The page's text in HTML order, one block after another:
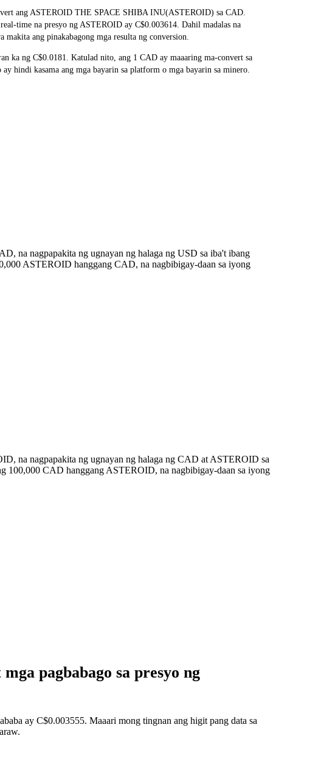
ang ASTEROID THE SPACE SHIBA INU(ASTEROID) sa CAD.
time na presyo ng ASTEROID ay C$0.003614. Dahil madalas na
ang pinakabagong mga resulta ng conversion.
ka ng C$0.0181. Katulad nito, ang 1 CAD ay maaaring ma-convert sa
hindi kasama ang mga bayarin sa platform o mga bayarin sa minero.
na nagpapakita ng ugnayan ng halaga ng USD sa iba't ibang
ASTEROID hanggang CAD, na nagbibigay-daan sa iyong
na nagpapakita ng ugnayan ng halaga ng CAD at ASTEROID sa
100,000 CAD hanggang ASTEROID, na nagbibigay-daan sa iyong
pagbabago sa presyo ng
ay C$0.003555. Maaari mong tingnan ang higit pang data sa